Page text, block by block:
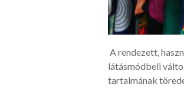
A rendezett,
látásmódbeli
tartalmának